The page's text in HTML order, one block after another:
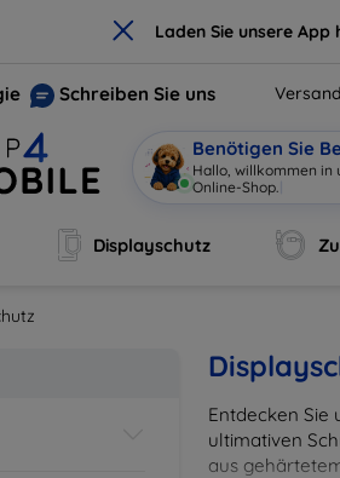
× Laden Sie unsere App
Schreiben Sie uns
Benötigen Sie
Hallo, willkommen in
Online-Shop.
Displayschutz
Entdecken Sie
ultimativen
aus